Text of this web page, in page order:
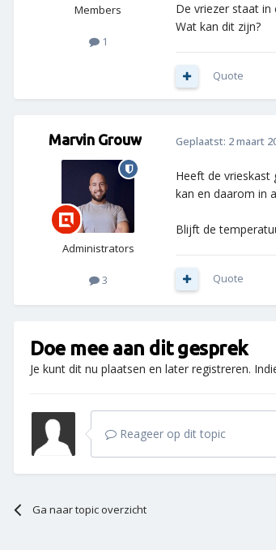
Members
1
De vriezer staat
Wat kan dit zijn?
Quote
Marvin Grouw
Administrators
3
Geplaatst: 2 maart
Heeft de
kan en daarom in
Blijft de
Quote
Doe mee aan dit gesprek
Je kunt dit nu plaatsen en later registreren.
Reageer op dit topic
Ga naar topic overzicht